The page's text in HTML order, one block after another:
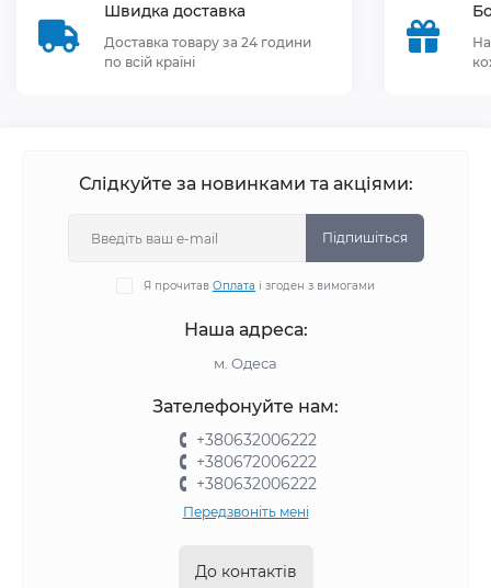
Швидка доставка
Доставка товару за 24 години
по всій країні
Слідкуйте за новинками та акціями:
Підпишіться
Я прочитав Оплата і згоден з вимогами
Наша адреса:
м. Одеса
Зателефонуйте нам:
+380632006222
+380672006222
+380632006222
Передзвоніть мені
До контактів